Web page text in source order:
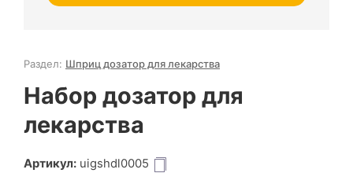
Раздел: Шприц дозатор для лекарства
Набор дозатор для
лекарства
Артикул: uigshdl0005